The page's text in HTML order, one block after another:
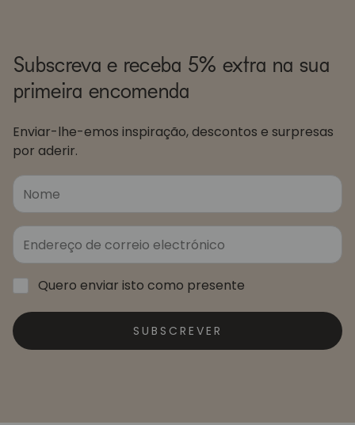
Subscreva e receba 5% extra na sua
primeira encomenda
Enviar-lhe-emos inspiração, descontos e surpresas
por aderir.
Quero enviar isto como presente
SUBSCREVER